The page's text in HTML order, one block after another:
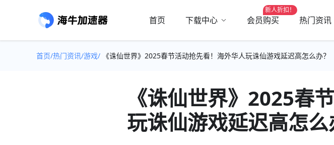
首页 下载中心
新人折扣！
会员购买 热门资讯
首页/热门资讯/游戏/ 《诛仙世界》2025春节活动抢先看！海外华人玩诛仙游戏延迟高怎么办？
《诛仙世界》2025春
玩诛仙游戏延迟高怎么